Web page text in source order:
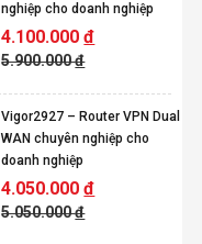
nghiệp cho doanh nghiệp
4.100.000đ
5.900.000đ
Vigor2927 – Router VPN Dual
WAN chuyên nghiệp cho
doanh nghiệp
4.050.000đ
5.050.000đ